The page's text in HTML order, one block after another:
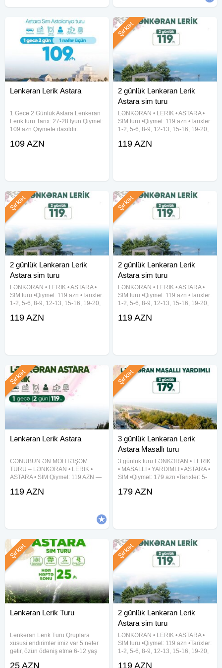
Lənkəran Lerik Astara
1 Gecə 2 Günlük Astara Lənkəran
Lerik turu Tarix: 27-28 İyun Qiymət:
109 azn Qiymətə daxildir:
əyləncəli oyunlar və Hədiyyələr
109 AZN
2 günlük Lənkəran Lerik
Astara sim turu
LƏNKƏRAN • LERİK • ASTARA •
SIM turu •Qiymət: 119 azn •Tarixlər:
1-2, 5-6, 8-9, 12-13, 15-16, 19-20,
daxildir: • Vıp nəqliyyat xidməti • 2
Şirkət
119 AZN
2 günlük Lənkəran Lerik
Astara sim turu
LƏNKƏRAN • LERİK • ASTARA •
SIM turu •Qiymət: 119 azn •Tarixlər:
1-2, 5-6, 8-9, 12-13, 15-16, 19-20,
daxildir: • Vıp nəqliyyat xidməti • 2
Şirkət
119 AZN
2 günlük Lənkəran Lerik
Astara sim turu
LƏNKƏRAN • LERİK • ASTARA •
SIM turu •Qiymət: 119 azn •Tarixlər:
1-2, 5-6, 8-9, 12-13, 15-16, 19-20,
daxildir: • Vıp nəqliyyat xidməti • 2
Şirkət
119 AZN
Lənkəran Lerik Astara
CƏNUBUN ƏN MÖHTƏŞƏM
TURU – LƏNKƏRAN • LERİK •
ASTARA • SİM Qiymət: 119 AZN —
22-23, 29-30 avqust • Həftə içi :5-
Şirkət
119 AZN
3 günlük Lənkəran Lerik
Astara Masallı turu
3 günlük turu LƏNKƏRAN • LERİK
• MASALLI • YARDIMLI • ASTARA •
SİM •Qiymət: 179 azn •Tarixlər: 5-
Avqust ✓Tura daxildir: - Vıp
Şirkət
179 AZN
Lənkəran Lerik Turu
Lənkəran Lerik Turu Qruplara
xüsusi endirimlər imiz var 5 nəfər
gətir, özün ödəniş etmə 6-12 yaş
Şirkət
25 AZN
2 günlük Lənkəran Lerik
Astara sim turu
LƏNKƏRAN • LERİK • ASTARA •
SIM turu •Qiymət: 119 azn •Tarixlər:
1-2, 5-6, 8-9, 12-13, 15-16, 19-20,
Şirkət
119 AZN